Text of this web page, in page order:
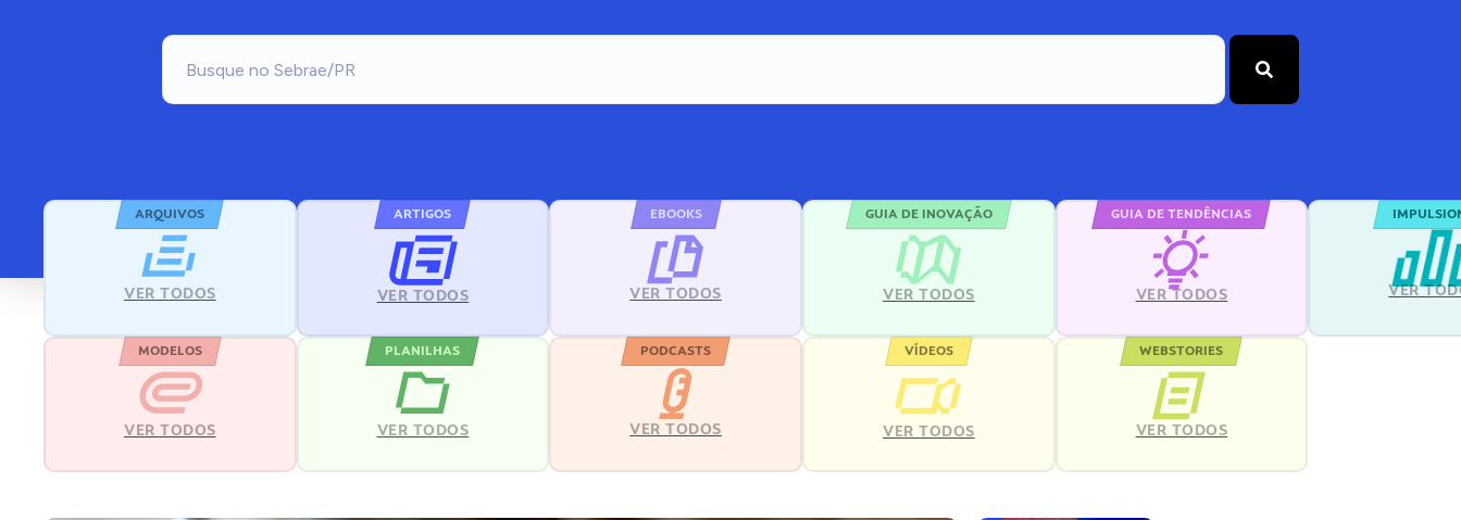
ARQUIVOS
VER TODOS
ARTIGOS
VER TODOS
EBOOKS
VER TODOS
GUIA DE INOVAÇÃO
VER TODOS
GUIA DE TENDÊNCIAS
VER TODOS VER
MODELOS
VER TODOS
PLANILHAS
VER TODOS
PODCASTS
VER TODOS
VÍDEOS
VER TODOS
WEBSTORIES
VER TODOS